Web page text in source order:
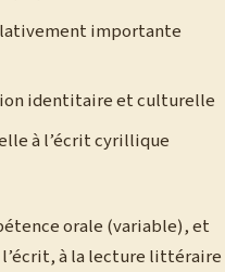
importante
identitaire et culturelle
à l’écrit cyrillique
orale (variable), et
à la lecture littéraire